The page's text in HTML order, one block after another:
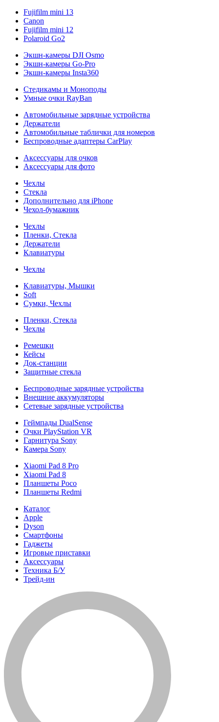
Fujifilm mini 13
Canon
Fujifilm mini 12
Polaroid Go2
Экшн-камеры DJI Osmo
Экшн-камеры Go-Pro
Экшн-камеры Insta360
Стедикамы и Моноподы
Умные очки RayBan
Автомобильные зарядные устройства
Держатели
Автомобильные таблички для номеров
Беспроводные адаптеры CarPlay
Аксессуары для очков
Аксессуары для фото
Чехлы
Стекла
Дополнительно для iPhone
Чехол-бумажник
Чехлы
Пленки, Стекла
Держатели
Клавиатуры
Чехлы
Клавиатуры, Мышки
Soft
Сумки, Чехлы
Пленки, Стекла
Чехлы
Ремешки
Кейсы
Док-станции
Защитные стекла
Беспроводные зарядные устройства
Внешние аккумуляторы
Сетевые зарядные устройства
Геймпады DualSense
Очки PlayStation VR
Гарнитура Sony
Камера Sony
Xiaomi Pad 8 Pro
Xiaomi Pad 8
Планшеты Poco
Планшеты Redmi
Каталог
Apple
Dyson
Смартфоны
Гаджеты
Игровые приставки
Аксессуары
Техника Б/У
Трейд-ин